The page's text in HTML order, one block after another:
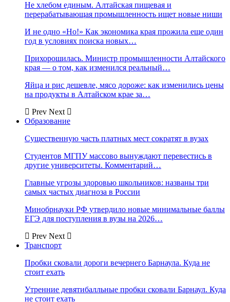
Не хлебом единым. Алтайская пищевая и
перерабатывающая промышленность ищет новые ниши
И не одно «Но!» Как экономика края прожила еще один
год в условиях поиска новых…
Прихорошилась. Министр промышленности Алтайского
края — о том, как изменился реальный…
Яйца и рис дешевле, мясо дороже: как изменились цены
на продукты в Алтайском крае за…
Prev Next
Образование
Существенную часть платных мест сократят в вузах
Студентов МГПУ массово вынуждают перевестись в
другие университеты. Комментарий…
Главные угрозы здоровью школьников: названы три
самых частых диагноза в России
Минобрнауки РФ утвердило новые минимальные баллы
ЕГЭ для поступления в вузы на 2026…
Prev Next
Транспорт
Пробки сковали дороги вечернего Барнаула. Куда не
стоит ехать
Утренние девятибалльные пробки сковали Барнаул. Куда
не стоит ехать